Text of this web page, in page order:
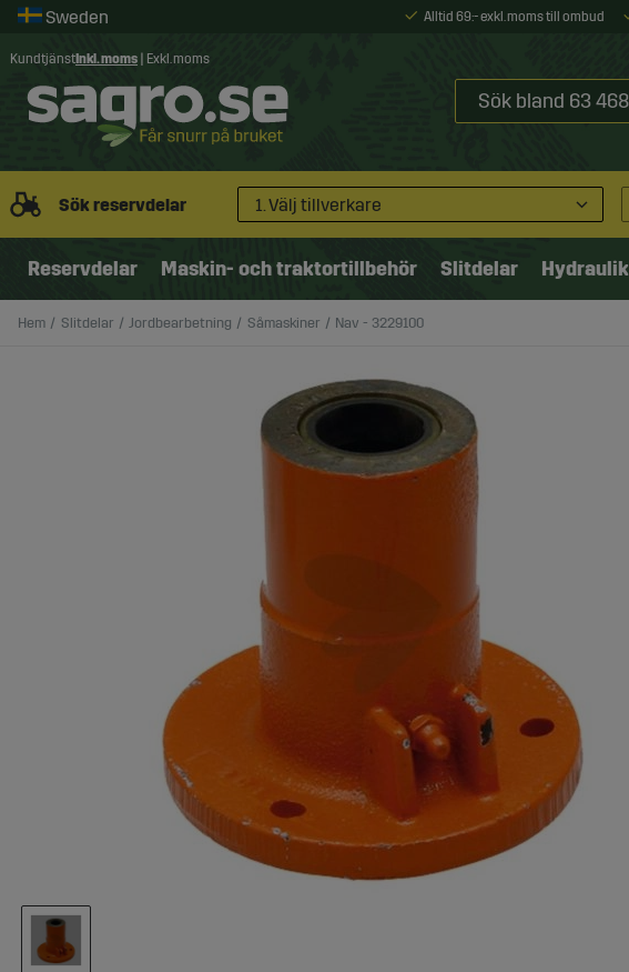
Alltid 69:- exkl. moms till ombud
Kundtjänst Inkl. moms Exkl. moms
Sök reservdelar 1. Välj tillverkare
Reservdelar Maskin- och traktortillbehör Slitdelar Hydraulik
Hem Slitdelar Jordbearbetning Såmaskiner Nav - 3229100